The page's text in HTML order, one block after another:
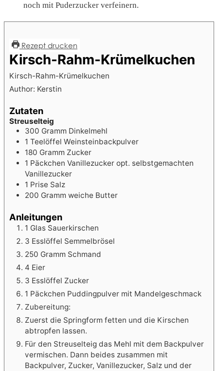
noch mit Puderzucker verfeinern.
Rezept drucken
Kirsch-Rahm-Krümelkuchen
Kirsch-Rahm-Krümelkuchen
Author: Kerstin
Zutaten
Streuselteig
300 Gramm Dinkelmehl
1 Teelöffel Weinsteinbackpulver
180 Gramm Zucker
1 Päckchen Vanillezucker opt. selbstgemachten
Vanillezucker
1 Prise Salz
200 Gramm weiche Butter
Anleitungen
1 Glas Sauerkirschen
3 Esslöffel Semmelbrösel
250 Gramm Schmand
4 Eier
3 Esslöffel Zucker
1 Päckchen Puddingpulver mit Mandelgeschmack
Zubereitung:
Zuerst die Springform fetten und die Kirschen
abtropfen lassen.
Für den Streuselteig das Mehl mit dem Backpulver
vermischen. Dann beides zusammen mit
Backpulver, Zucker, Vanillezucker, Salz und der